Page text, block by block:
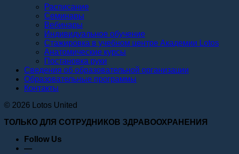
Расписание
Семинары
Вебинары
Индивидуальное обучение
Стажировка в учебном центре Академии Lotos
Анатомические курсы
Постановка руки
Сведения об образовательной организации
Образовательные программы
Контакты
© 2026 Lotos United
ТОЛЬКО ДЛЯ СОТРУДНИКОВ ЗДРАВООХРАНЕНИЯ
Follow Us
—